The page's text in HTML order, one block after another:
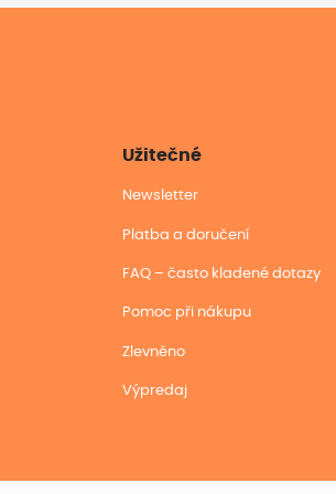
Užitečné
Newsletter
Platba a doručení
FAQ – často kladené dotazy
Pomoc při nákupu
Zlevněno
Výpredaj